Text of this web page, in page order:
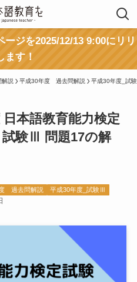
ジを2025/12/13 9:00にリリ
ます！
解説 平成30年度 過去問解説 平成30年度_試
日本語教育能力検定
試験Ⅲ 問題17の解
過去問解説 平成30年度_試験Ⅲ